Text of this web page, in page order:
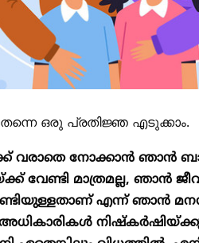
ഒരു പ്രതിജ്ഞ എടുക്കാം.
വരാതെ നോക്കാൻ ഞാൻ
വേണ്ടി മാത്രമല്ല, ഞാൻ
എന്ന് ഞാൻ